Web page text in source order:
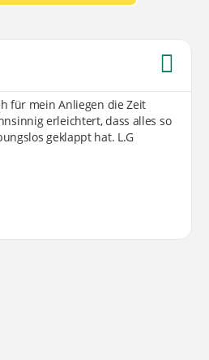
für mein Anliegen die Zeit
erleichtert, dass alles so
geklappt hat. L.G